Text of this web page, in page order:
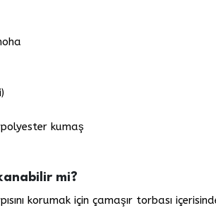
polyester kumaş
mi?
korumak için çamaşır torbası